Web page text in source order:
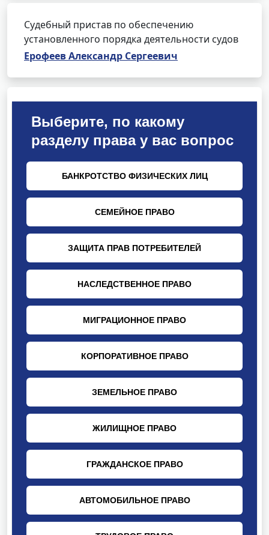
Судебный пристав по обеспечению
установленного порядка деятельности судов
Ерофеев Александр Сергеевич